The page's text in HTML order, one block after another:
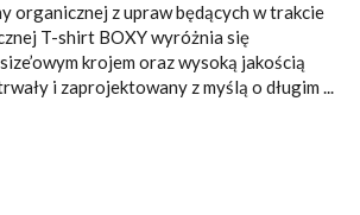
organicznej z upraw będących w trakcie
T-shirt BOXY wyróżnia się
krojem oraz wysoką jakością
i zaprojektowany z myślą o długim ...